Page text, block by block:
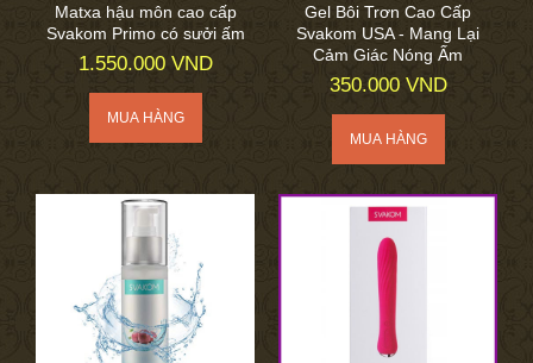
Matxa hậu môn cao cấp
Svakom Primo có sưởi ấm
1.550.000 VND
Gel Bôi Trơn Cao Cấp
Svakom USA - Mang Lại
Cảm Giác Nóng Ấm
350.000 VND